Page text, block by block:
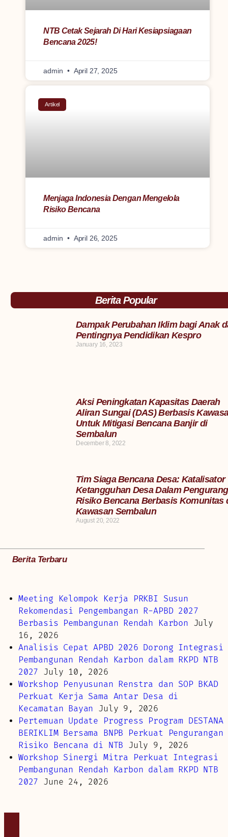
NTB Cetak Sejarah Di Hari Kesiapsiagaan
Bencana 2025!
admin April 27, 2025
Artikel
Menjaga Indonesia Dengan Mengelola
Risiko Bencana
admin April 26, 2025
Berita Popular
Dampak Perubahan Iklim bagi Anak
Pentingnya Pendidikan Kespro
January 16, 2023
Aksi Peningkatan Kapasitas Daerah
Aliran Sungai (DAS) Berbasis
Untuk Mitigasi Bencana Banjir di
Sembalun
December 8, 2022
Tim Siaga Bencana Desa: Katalisator
Ketangguhan Desa Dalam
Risiko Bencana Berbasis Komunitas
Kawasan Sembalun
August 20, 2022
Berita Terbaru
Meeting Kelompok Kerja PRKBI Susun
Rekomendasi Pengembangan R-APBD 2027
Berbasis Pembangunan Rendah Karbon July
16, 2026
Analisis Cepat APBD 2026 Dorong Integrasi
Pembangunan Rendah Karbon dalam RKPD NTB
2027 July 10, 2026
Workshop Penyusunan Renstra dan SOP BKAD
Perkuat Kerja Sama Antar Desa di
Kecamatan Bayan July 9, 2026
Pertemuan Update Progress Program DESTANA
BERIKLIM Bersama BNPB Perkuat Pengurangan
Risiko Bencana di NTB July 9, 2026
Workshop Sinergi Mitra Perkuat Integrasi
Pembangunan Rendah Karbon dalam RKPD NTB
2027 June 24, 2026